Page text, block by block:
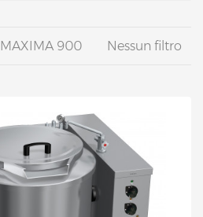
MAXIMA 900 Nessun filtro